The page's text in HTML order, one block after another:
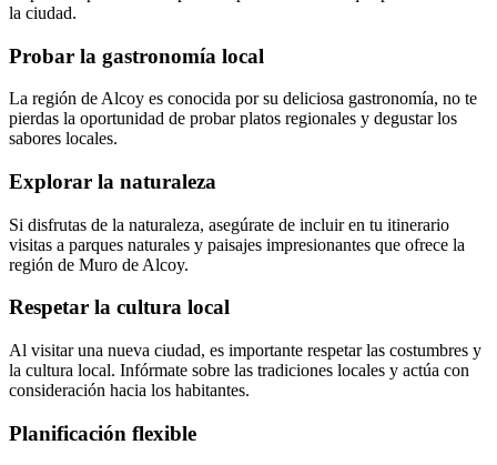
la ciudad.
Probar la gastronomía local
La región de Alcoy es conocida por su deliciosa gastronomía, no te
pierdas la oportunidad de probar platos regionales y degustar los
sabores locales.
Explorar la naturaleza
Si disfrutas de la naturaleza, asegúrate de incluir en tu itinerario
visitas a parques naturales y paisajes impresionantes que ofrece la
región de Muro de Alcoy.
Respetar la cultura local
Al visitar una nueva ciudad, es importante respetar las costumbres y
la cultura local. Infórmate sobre las tradiciones locales y actúa con
consideración hacia los habitantes.
Planificación flexible